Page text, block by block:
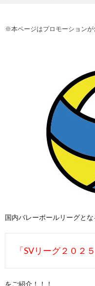
※本ページはプロモーションが
国内バレーボールリーグとな
「SVリーグ２０２
をご紹介！！！